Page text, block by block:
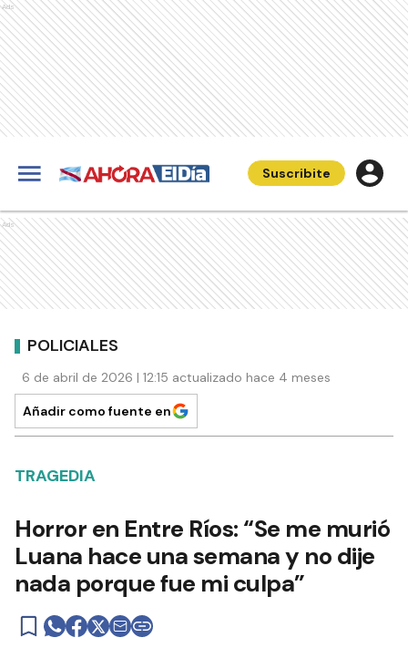
Ads
Suscribite
Ads
POLICIALES
6 de abril de 2026 | 12:15 actualizado hace 4 meses
Añadir como fuente en
TRAGEDIA
Horror en Entre Ríos: “Se me murió
Luana hace una semana y no dije
nada porque fue mi culpa”